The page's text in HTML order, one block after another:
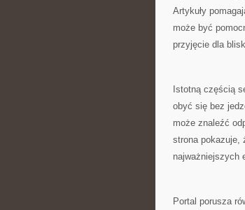
Artykuły
może być
przyjęcie dla
Istotną częścią
obyć się bez
może znaleźć
strona pokazuje,
najważniejszych
Portal porusza